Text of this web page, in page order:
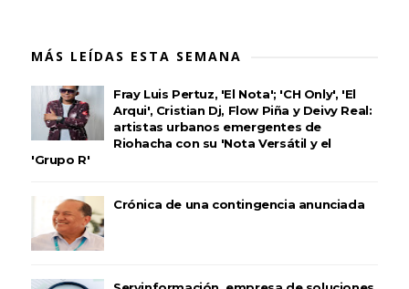
MÁS LEÍDAS ESTA SEMANA
Fray Luis Pertuz, 'El Nota'; 'CH Only', 'El
Arqui', Cristian Dj, Flow Piña y Deivy Real:
artistas urbanos emergentes de
Riohacha con su 'Nota Versátil y el
'Grupo R'
Crónica de una contingencia anunciada